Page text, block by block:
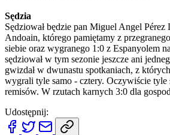
Sędzia
Sędziował będzie pan Miguel Angel Pérez
Andoain, którego pamiętamy z
siebie oraz wygranego 1:0 z Espanyolem
sędziował w tym sezonie jeszcze ani
gwizdał w dwunastu spotkaniach, z
wygrali tyle samo - cztery. Oczywiście tyle
remisów. W rzutach karnych 3:0 dla
Udostępnij: